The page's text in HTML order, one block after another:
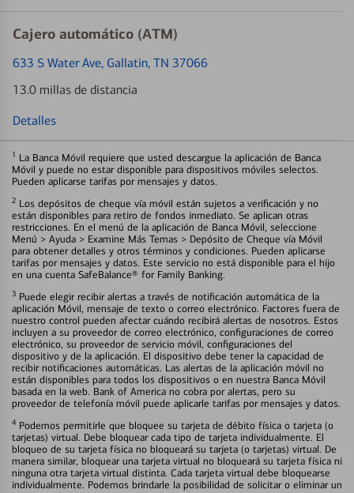
Cajero automático (ATM)
633 S Water Ave, Gallatin, TN 37066
13.0 millas de distancia
Detalles
1 La Banca Móvil requiere que usted descargue la aplicación de Banca
Móvil y puede no estar disponible para dispositivos móviles selectos.
Pueden aplicarse tarifas por mensajes y datos.
2 Los depósitos de cheque vía móvil están sujetos a verificación y no
están disponibles para retiro de fondos inmediato. Se aplican otras
restricciones. En el menú de la aplicación de Banca Móvil, seleccione
Menú > Ayuda > Examine Más Temas > Depósito de Cheque vía Móvil
para obtener detalles y otros términos y condiciones. Pueden aplicarse
tarifas por mensajes y datos. Este servicio no está disponible para el hijo
en una cuenta SafeBalance® for Family Banking.
3 Puede elegir recibir alertas a través de notificación automática de la
aplicación Móvil, mensaje de texto o correo electrónico. Factores fuera de
nuestro control pueden afectar cuándo recibirá alertas de nosotros. Estos
incluyen a su proveedor de correo electrónico, configuraciones de correo
electrónico, su proveedor de servicio móvil, configuraciones del
dispositivo y de la aplicación. El dispositivo debe tener la capacidad de
recibir notificaciones automáticas. Las alertas de la aplicación móvil no
están disponibles para todos los dispositivos o en nuestra Banca Móvil
basada en la web. Bank of America no cobra por alertas, pero su
proveedor de telefonía móvil puede aplicarle tarifas por mensajes y datos.
4 Podemos permitirle que bloquee su tarjeta de débito física o tarjeta (o
tarjetas) virtual. Debe bloquear cada tipo de tarjeta individualmente. El
bloqueo de su tarjeta física no bloqueará su tarjeta (o tarjetas) virtual. De
manera similar, bloquear una tarjeta virtual no bloqueará su tarjeta física ni
ninguna otra tarjeta virtual distinta. Cada tarjeta virtual debe bloquearse
individualmente. Podemos brindarle la posibilidad de solicitar o eliminar un